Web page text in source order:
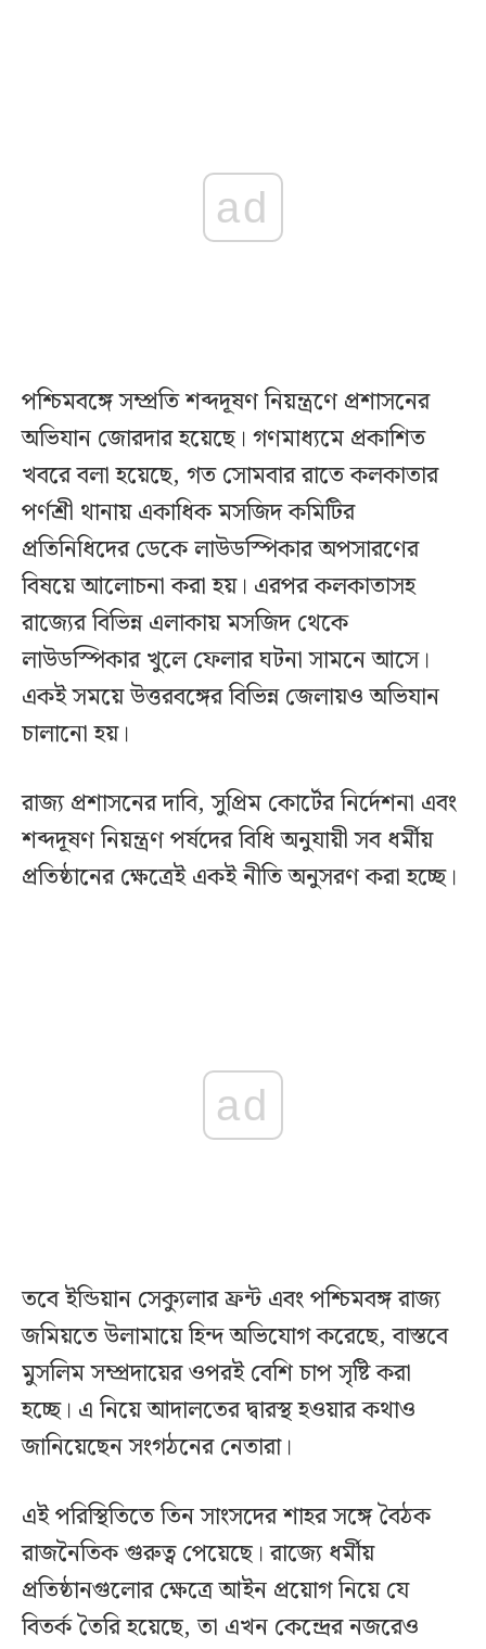
ad
পশ্চিমবঙ্গে সম্প্রতি শব্দদূষণ নিয়ন্ত্রণে প্রশাসনের
অভিযান জোরদার হয়েছে। গণমাধ্যমে প্রকাশিত
খবরে বলা হয়েছে, গত সোমবার রাতে কলকাতার
পর্ণশ্রী থানায় একাধিক মসজিদ কমিটির
প্রতিনিধিদের ডেকে লাউডস্পিকার অপসারণের
বিষয়ে আলোচনা করা হয়। এরপর কলকাতাসহ
রাজ্যের বিভিন্ন এলাকায় মসজিদ থেকে
লাউডস্পিকার খুলে ফেলার ঘটনা সামনে আসে।
একই সময়ে উত্তরবঙ্গের বিভিন্ন জেলায়ও অভিযান
চালানো হয়।
রাজ্য প্রশাসনের দাবি, সুপ্রিম কোর্টের নির্দেশনা এবং
শব্দদূষণ নিয়ন্ত্রণ পর্ষদের বিধি অনুযায়ী সব ধর্মীয়
প্রতিষ্ঠানের ক্ষেত্রেই একই নীতি অনুসরণ করা হচ্ছে।
ad
তবে ইন্ডিয়ান সেক্যুলার ফ্রন্ট এবং পশ্চিমবঙ্গ রাজ্য
জমিয়তে উলামায়ে হিন্দ অভিযোগ করেছে, বাস্তবে
মুসলিম সম্প্রদায়ের ওপরই বেশি চাপ সৃষ্টি করা
হচ্ছে। এ নিয়ে আদালতের দ্বারস্থ হওয়ার কথাও
জানিয়েছেন সংগঠনের নেতারা।
এই পরিস্থিতিতে তিন সাংসদের শাহর সঙ্গে বৈঠক
রাজনৈতিক গুরুত্ব পেয়েছে। রাজ্যে ধর্মীয়
প্রতিষ্ঠানগুলোর ক্ষেত্রে আইন প্রয়োগ নিয়ে যে
বিতর্ক তৈরি হয়েছে, তা এখন কেন্দ্রের নজরেও